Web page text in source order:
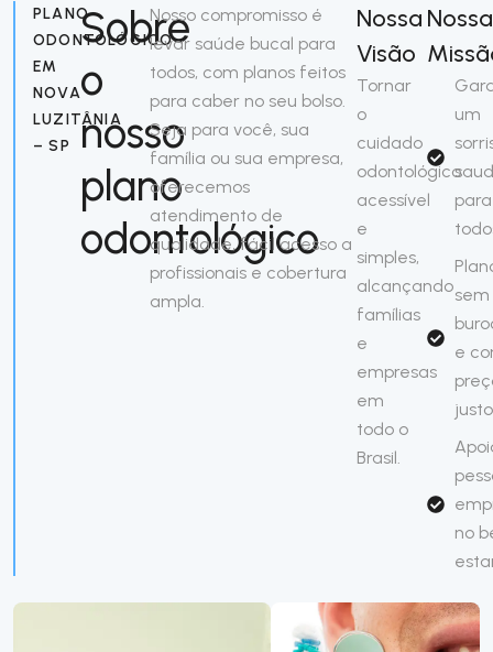
PLANO
ODONTOLÓGICO
EM
NOVA
LUZITÂNIA
– SP
Sobre
o
nosso
plano
odontológico
Nosso compromisso é
levar saúde bucal para
todos, com planos feitos
para caber no seu bolso.
Seja para você, sua
família ou sua empresa,
oferecemos
atendimento de
qualidade, fácil acesso a
profissionais e cobertura
ampla.
Nossa
Visão
Tornar
o
cuidado
odontológico
acessível
e
simples,
alcançando
famílias
e
empresas
em
todo o
Brasil.
Nossa
um
para
sem
e
justo
no